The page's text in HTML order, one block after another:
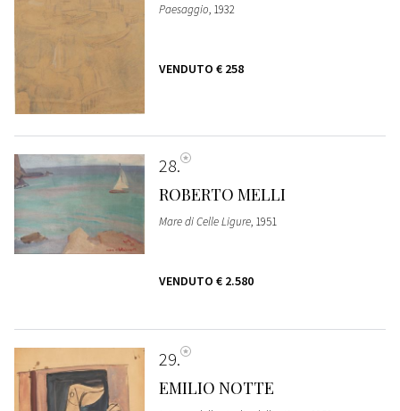
Paesaggio, 1932
VENDUTO € 258
28
ROBERTO MELLI
Mare di Celle Ligure, 1951
VENDUTO € 2.580
29
EMILIO NOTTE